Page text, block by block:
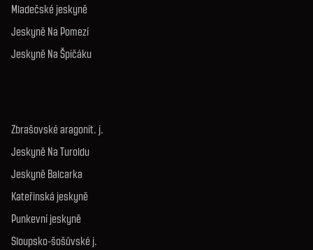
Mladečské jeskyně
Jeskyně Na Pomezí
Jeskyně Na Špičáku
Zbrašovské aragonit. j.
Jeskyně Na Turoldu
Jeskyně Balcarka
Kateřinská jeskyně
Punkevní jeskyně
Sloupsko-šošůvské j.